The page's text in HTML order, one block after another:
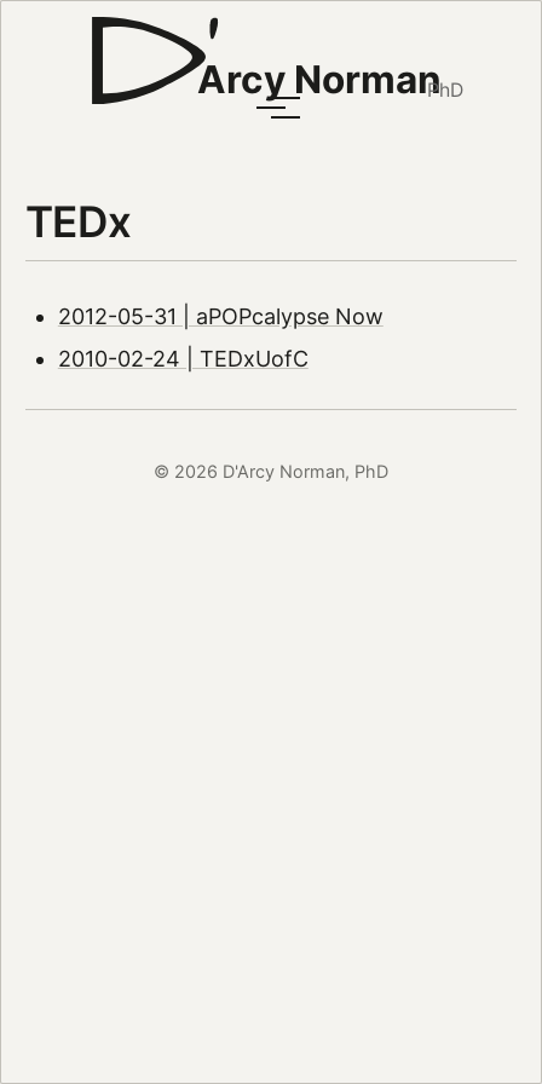
Arcy NormanPhD
TEDx
2012-05-31 | aPOPcalypse Now
2010-02-24 | TEDxUofC
© 2026 D'Arcy Norman, PhD